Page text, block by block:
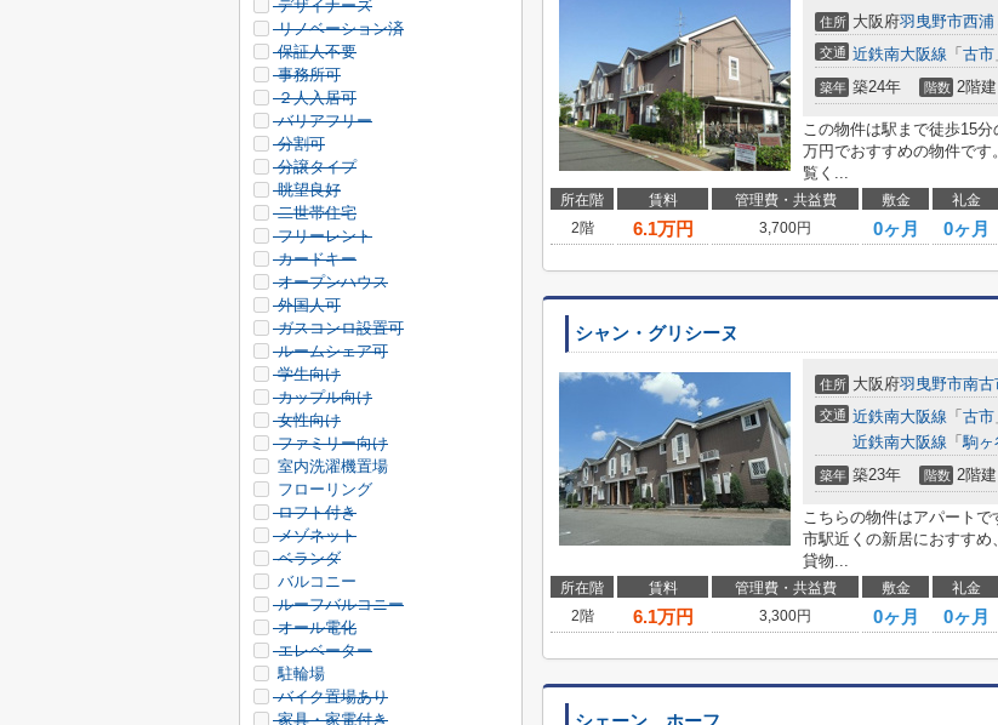
住所 大阪府羽曳野市西浦
交通 近鉄南大阪線 「 古市
築年 築24年 階数 2階建
この物件は駅まで徒歩15
万円でおすすめの物件で
覧く...
所在階 賃料 管理費・共益費 敷金 礼金
2階
6.1万円 3,700円 0ヶ月 0ヶ月
シャン・グリシーヌ
住所 大阪府羽曳野市南古
交通 近鉄南大阪線 「 古市
近鉄南大阪線 「駒ヶ
築年 築23年 階数 2階建
こちらの物件はアパート
市駅近くの新居におすす
貸物...
所在階 賃料 管理費・共益費 敷金 礼金
2階
6.1万円 3,300円 0ヶ月 0ヶ月
デザイナーズ
リノベーション済
保証人不要
事務所可
２人入居可
バリアフリー
分割可
分譲タイプ
眺望良好
二世帯住宅
フリーレント
カードキー
オープンハウス
外国人可
ガスコンロ設置可
ルームシェア可
学生向け
カップル向け
女性向け
ファミリー向け
室内洗濯機置場
フローリング
ロフト付き
メゾネット
ベランダ
バルコニー
ルーフバルコニー
オール電化
エレベーター
駐輪場
バイク置場あり
家具・家電付き